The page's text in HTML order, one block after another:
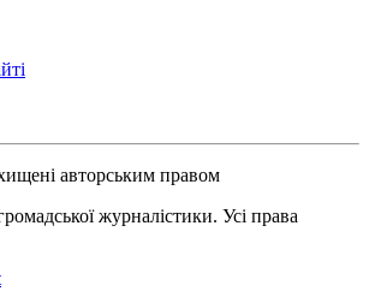
авторським правом
журналістики. Усі права